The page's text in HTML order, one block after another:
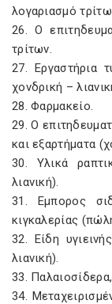
λογαριασμό
26. Ο
τρίτων.
27. Εργαστήρια
χονδρική –
28. Φαρμακείο.
29. Ο
και εξαρτήματα
30. Υλικά
λιανική).
31. Εμπορος
κιγκαλερίας
32. Είδη
λιανική).
33.
34.